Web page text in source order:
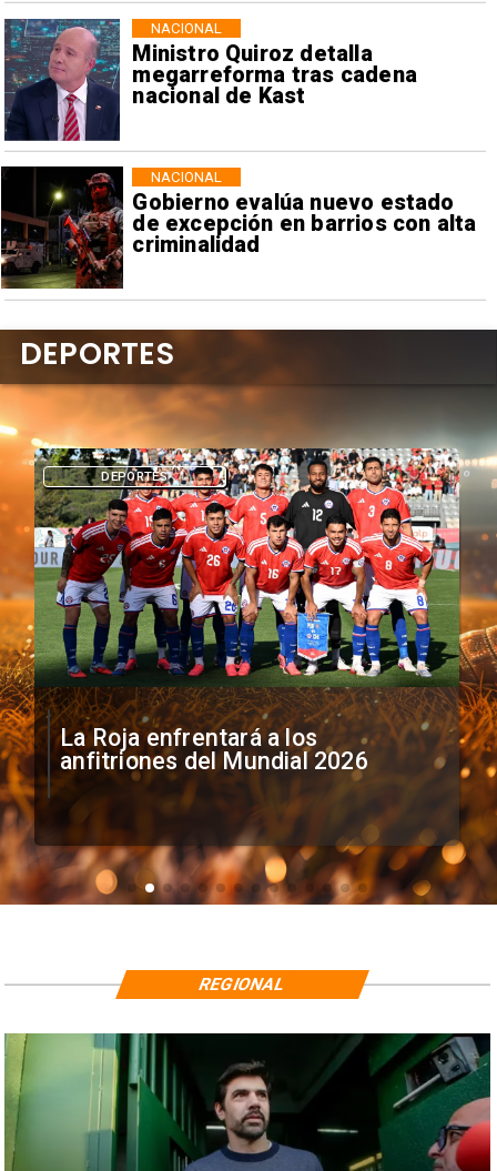
Ministro Quiroz detalla
megarreforma tras cadena
nacional de Kast
NACIONAL
Gobierno evalúa nuevo estado
de excepción en barrios con alta
criminalidad
NACIONAL
La Roja enfrentará a los
anfitriones del Mundial 2026
DEPORTES
DEPORTES
REGIONAL